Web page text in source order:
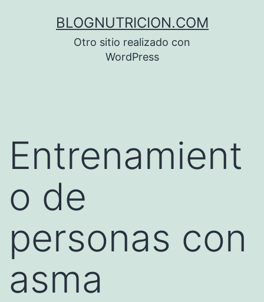
BLOGNUTRICION.COM
Otro sitio realizado con
WordPress
Entrenamient
o de
personas con
asma